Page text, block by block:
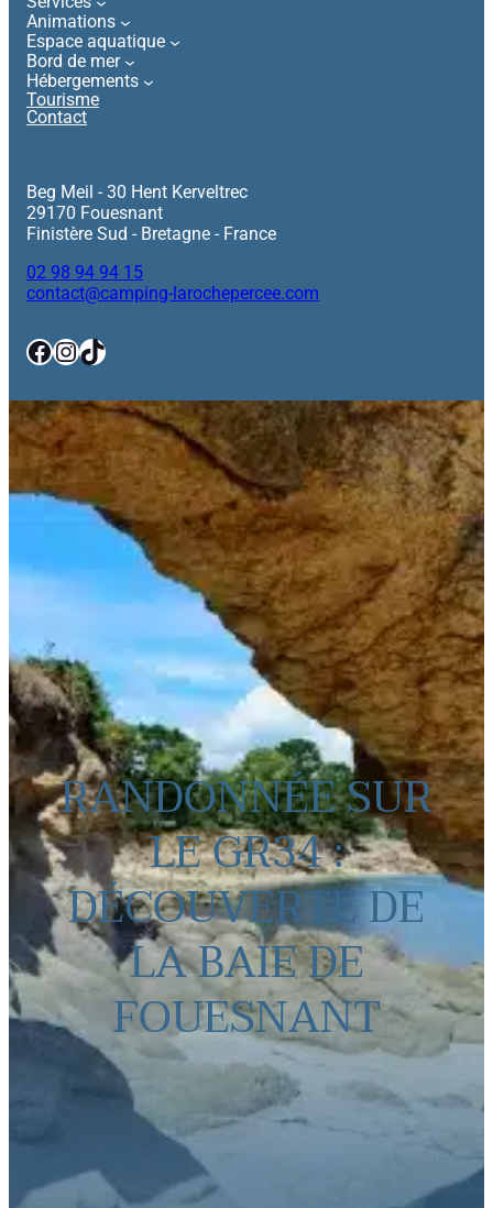
Animations
Espace aquatique
Bord de mer
Hébergements
Tourisme
Contact
Beg Meil - 30 Hent Kerveltrec
29170 Fouesnant
Finistère Sud - Bretagne - France
02 98 94 94 15
contact@camping-larochepercee.com
Facebook
Instagram
TikTok
RANDONNÉE SUR
LE GR34 :
DÉCOUVERTE DE
LA BAIE DE
FOUESNANT